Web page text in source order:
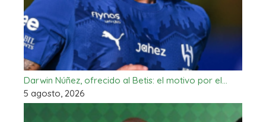
Darwin Núñez, ofrecido al Betis: el motivo por el…
5 agosto, 2026